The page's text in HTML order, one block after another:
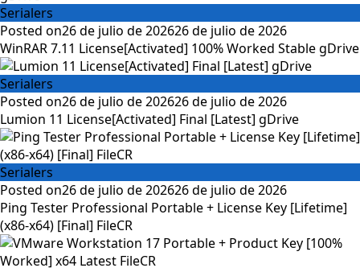
Serialers
Posted on26 de julio de 202626 de julio de 2026
WinRAR 7.11 License[Activated] 100% Worked Stable gDrive
Serialers
Posted on26 de julio de 202626 de julio de 2026
Lumion 11 License[Activated] Final [Latest] gDrive
Serialers
Posted on26 de julio de 202626 de julio de 2026
Ping Tester Professional Portable + License Key [Lifetime]
(x86-x64) [Final] FileCR